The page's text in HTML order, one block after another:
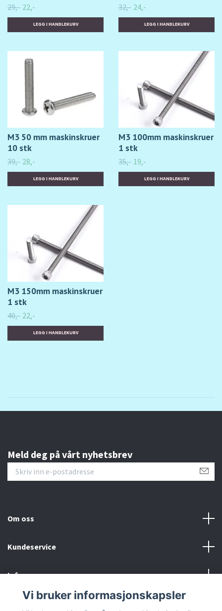
29,- 22,- 32,- 24,-
M3 50 mm maskinskruer
10 stk
39,- 28,-
M3 100mm maskinskruer
1 stk
35,- 19,-
M3 150mm maskinskruer
1 stk
40,- 22,-
Meld deg på vårt nyhetsbrev
Om oss
Kundeservice
Info
Sosiale medier
Vi bruker informasjonskapsler